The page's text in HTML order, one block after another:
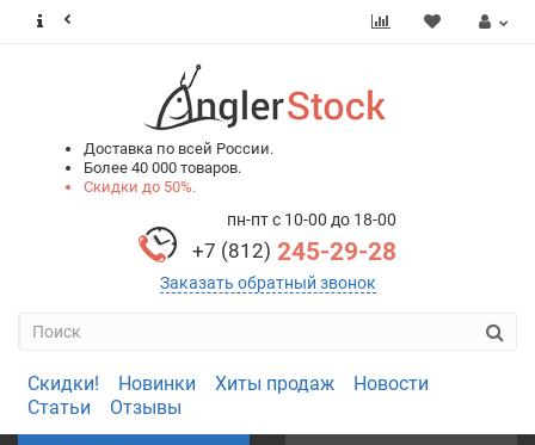
Доставка по всей России.
Более 40 000 товаров.
Скидки до 50%.
пн-пт с 10-00 до 18-00
+7 (812) 245-29-28
Заказать обратный звонок
Скидки! Новинки Хиты продаж
Новости
Статьи
Отзывы